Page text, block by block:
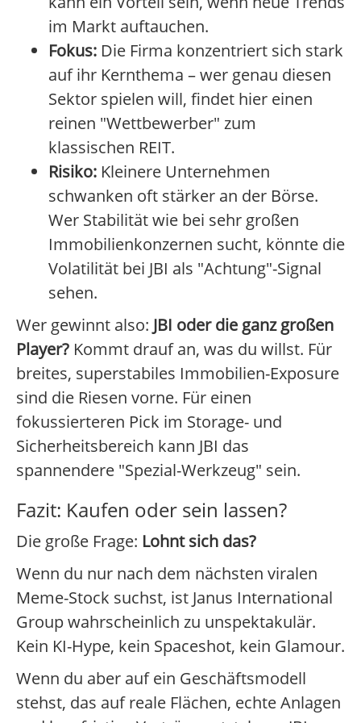
im Markt auftauchen.
Fokus: Die Firma konzentriert sich stark
auf ihr Kernthema – wer genau diesen
Sektor spielen will, findet hier einen
reinen "Wettbewerber" zum
klassischen REIT.
Risiko: Kleinere Unternehmen
schwanken oft stärker an der Börse.
Wer Stabilität wie bei sehr großen
Immobilienkonzernen sucht, könnte die
Volatilität bei JBI als "Achtung"-Signal
sehen.
Wer gewinnt also: JBI oder die ganz großen
Player? Kommt drauf an, was du willst. Für
breites, superstabiles Immobilien-Exposure
sind die Riesen vorne. Für einen
fokussierteren Pick im Storage- und
Sicherheitsbereich kann JBI das
spannendere "Spezial-Werkzeug" sein.
Fazit: Kaufen oder sein lassen?
Die große Frage: Lohnt sich das?
Wenn du nur nach dem nächsten viralen
Meme-Stock suchst, ist Janus International
Group wahrscheinlich zu unspektakulär.
Kein KI-Hype, kein Spaceshot, kein Glamour.
Wenn du aber auf ein Geschäftsmodell
stehst, das auf reale Flächen, echte Anlagen